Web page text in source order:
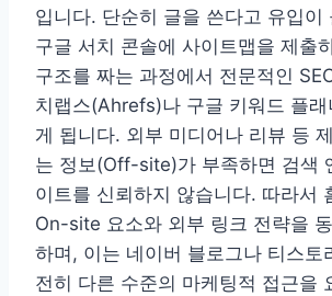
입니다. 단순히 글을 쓴다고 유입이
구글 서치 콘솔에 사이트맵을 제출
구조를 짜는 과정에서 전문적인
치랩스(Ahrefs)나 구글 키워드 플
게 됩니다. 외부 미디어나 리뷰 등
는 정보(Off-site)가 부족하면 검색
이트를 신뢰하지 않습니다. 따라서
On-site 요소와 외부 링크 전략을
하며, 이는 네이버 블로그나 티스토
전히 다른 수준의 마케팅적 접근을